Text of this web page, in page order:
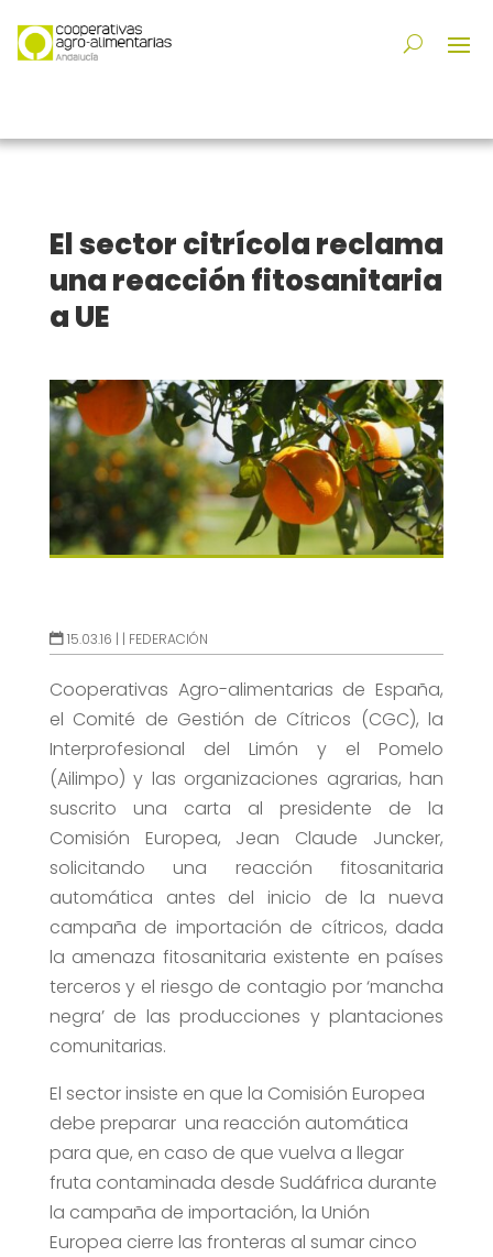
El sector citrícola reclama
una reacción fitosanitaria
a UE
15.03.16 | | FEDERACIÓN
Cooperativas Agro-alimentarias de España,
el Comité de Gestión de Cítricos (CGC), la
Interprofesional del Limón y el Pomelo
(Ailimpo) y las organizaciones agrarias, han
suscrito una carta al presidente de la
Comisión Europea, Jean Claude Juncker,
solicitando una reacción fitosanitaria
automática antes del inicio de la nueva
campaña de importación de cítricos, dada
la amenaza fitosanitaria existente en países
terceros y el riesgo de contagio por ‘mancha
negra’ de las producciones y plantaciones
comunitarias.
El sector insiste en que la Comisión Europea
debe preparar una reacción automática
para que, en caso de que vuelva a llegar
fruta contaminada desde Sudáfrica durante
la campaña de importación, la Unión
Europea cierre las fronteras al sumar cinco